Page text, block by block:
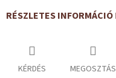
RÉSZLETES INFORMÁCIÓ
KÉRDÉS MEGOSZTÁS